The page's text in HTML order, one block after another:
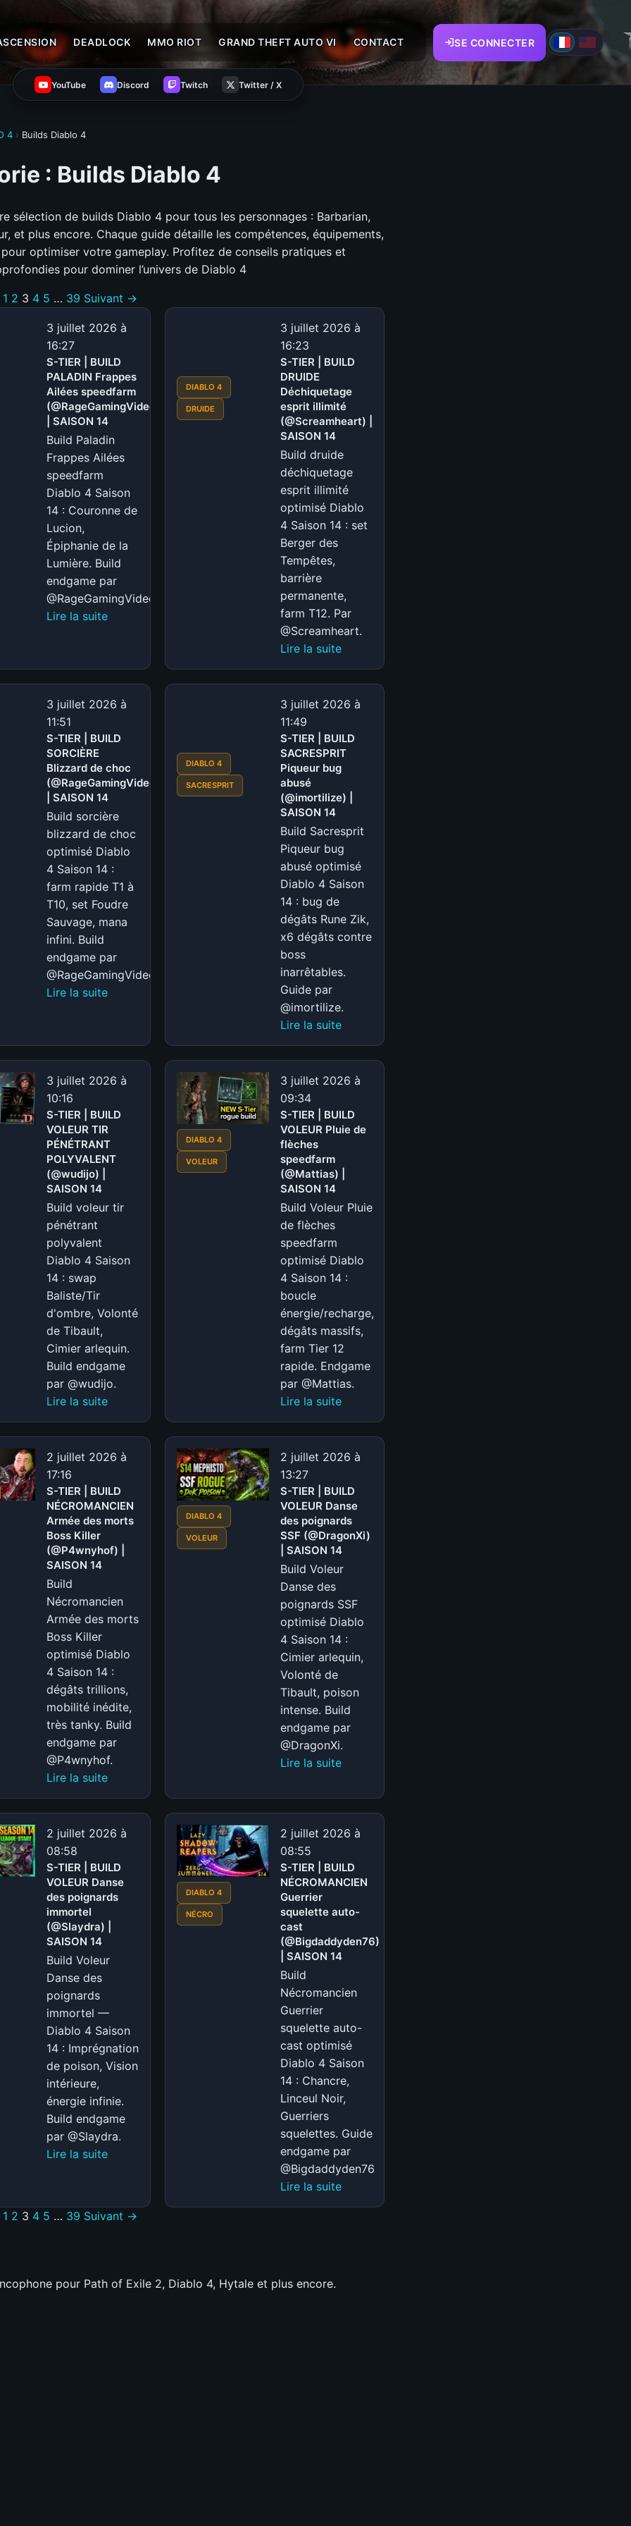
DEADLOCK MMO RIOT GRAND THEFT AUTO VI CONTACT SE CONNECTER
YouTube Discord Twitch Twitter / X
4 › Builds Diablo 4
: Builds Diablo 4
sélection de builds Diablo 4 pour tous les personnages : Barbarian,
et plus encore. Chaque guide détaille les compétences, équipements,
optimiser votre gameplay. Profitez de conseils pratiques et
pour dominer l’univers de Diablo 4
1 2 3 4 5 … 39 Suivant →
3 juillet 2026 à
16:27
S-TIER | BUILD
PALADIN Frappes
Ailées speedfarm
(@RageGamingVideos)
| SAISON 14
Build Paladin
Frappes Ailées
speedfarm
Diablo 4 Saison
14 : Couronne de
Lucion,
Épiphanie de la
Lumière. Build
endgame par
@RageGamingVideos.
Lire la suite:
|
BUILD
PALADIN
Ailées
(@RageGamingVideos)
|
14
DIABLO 4
DRUIDE
3 juillet 2026 à
16:23
S-TIER | BUILD
DRUIDE
Déchiquetage
esprit illimité
(@Screamheart) |
SAISON 14
Build druide
déchiquetage
esprit illimité
optimisé Diablo
4 Saison 14 : set
Berger des
Tempêtes,
barrière
permanente,
farm T12. Par
@Screamheart.
Lire la suite:
TIER
|
DRUIDE
Déchiquetage
esprit
illimité
(@Screamheart)
SAISON
14
3 juillet 2026 à
11:51
S-TIER | BUILD
SORCIÈRE
Blizzard de choc
(@RageGamingVideos)
| SAISON 14
Build sorcière
blizzard de choc
optimisé Diablo
4 Saison 14 :
farm rapide T1 à
T10, set Foudre
Sauvage, mana
infini. Build
endgame par
@RageGamingVideos.
Lire la suite:
|
BUILD
SORCIÈRE
de
choc
(@RageGamingVideos)
|
14
DIABLO 4
SACRESPRIT
3 juillet 2026 à
11:49
S-TIER | BUILD
SACRESPRIT
Piqueur bug
abusé
(@imortilize) |
SAISON 14
Build Sacresprit
Piqueur bug
abusé optimisé
Diablo 4 Saison
14 : bug de
dégâts Rune Zik,
x6 dégâts contre
boss
inarrêtables.
Guide par
@imortilize.
Lire la suite:
TIER
|
SACRESPRIT
Piqueur
abusé
(@imortilize)
3 juillet 2026 à
10:16
S-TIER | BUILD
VOLEUR TIR
PÉNÉTRANT
POLYVALENT
(@wudijo) |
SAISON 14
Build voleur tir
pénétrant
polyvalent
Diablo 4 Saison
14 : swap
Baliste/Tir
d'ombre, Volonté
de Tibault,
Cimier arlequin.
Build endgame
par @wudijo.
Lire la suite:
TIER
|
VOLEUR
TIR
PÉNÉTRANT
POLYVALENT
(@wudijo)
SAISON
DIABLO 4
VOLEUR
3 juillet 2026 à
09:34
S-TIER | BUILD
VOLEUR Pluie de
flèches
speedfarm
(@Mattias) |
SAISON 14
Build Voleur Pluie
de flèches
speedfarm
optimisé Diablo
4 Saison 14 :
boucle
énergie/recharge,
dégâts massifs,
farm Tier 12
rapide. Endgame
par @Mattias.
Lire la suite:
TIER
|
VOLEUR
Pluie
de
flèches
(@Mattias)
SAISON
14
2 juillet 2026 à
17:16
S-TIER | BUILD
NÉCROMANCIEN
Armée des morts
Boss Killer
(@P4wnyhof) |
SAISON 14
Build
Nécromancien
Armée des morts
Boss Killer
optimisé Diablo
4 Saison 14 :
dégâts trillions,
mobilité inédite,
très tanky. Build
endgame par
@P4wnyhof.
Lire la suite:
TIER
|
NÉCROMANCIEN
Armée
des
morts
Boss
14
DIABLO 4
VOLEUR
2 juillet 2026 à
13:27
S-TIER | BUILD
VOLEUR Danse
des poignards
SSF (@DragonXi)
| SAISON 14
Build Voleur
Danse des
poignards SSF
optimisé Diablo
4 Saison 14 :
Cimier arlequin,
Volonté de
Tibault, poison
intense. Build
endgame par
@DragonXi.
Lire la suite:
TIER
|
BUILD
Danse
des
SSF
(@DragonXi)
|
14
2 juillet 2026 à
08:58
S-TIER | BUILD
VOLEUR Danse
des poignards
immortel
(@Slaydra) |
SAISON 14
Build Voleur
Danse des
poignards
immortel —
Diablo 4 Saison
14 : Imprégnation
de poison, Vision
intérieure,
énergie infinie.
Build endgame
par @Slaydra.
Lire la suite:
|
BUILD
des
DIABLO 4
NÉCRO
2 juillet 2026 à
08:55
S-TIER | BUILD
NÉCROMANCIEN
Guerrier
squelette auto-
cast
(@Bigdaddyden76)
| SAISON 14
Build
Nécromancien
Guerrier
squelette auto-
cast optimisé
Diablo 4 Saison
14 : Chancre,
Linceul Noir,
Guerriers
squelettes. Guide
endgame par
@Bigdaddyden76
Lire la suite:
1 2 3 4 5 … 39 Suivant →
pour Path of Exile 2, Diablo 4, Hytale et plus encore.